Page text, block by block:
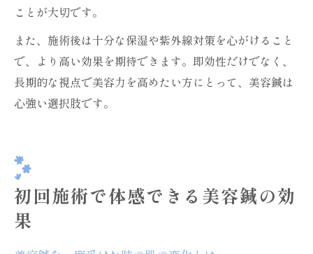
ことが大切です。
また、施術後は十分な保湿や紫外線対策を心がけること
で、より高い効果を期待できます。即効性だけでなく、
長期的な視点で美容力を高めたい方にとって、美容鍼は
心強い選択肢です。
初回施術で体感できる美容鍼の効
果